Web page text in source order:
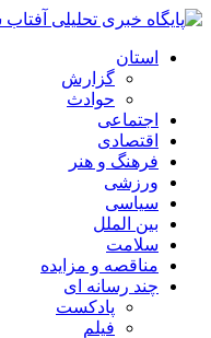
استان
گزارش
حوادث
اجتماعی
اقتصادی
فرهنگ و هنر
ورزشی
سیاسی
بین الملل
سلامت
مناقصه و مزایده
چند رسانه ای
پادکست
فیلم